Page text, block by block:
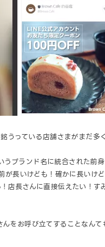
っている店舗さまがまだ多
ブランド名に統合された前
長いけども！確かに長い
店長さんに直接伝えたい！
をお呼び立てすることなん